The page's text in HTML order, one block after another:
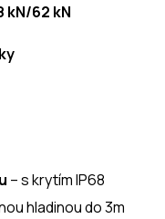
kN/62 kN
– s krytím IP68
hladinou do 3m